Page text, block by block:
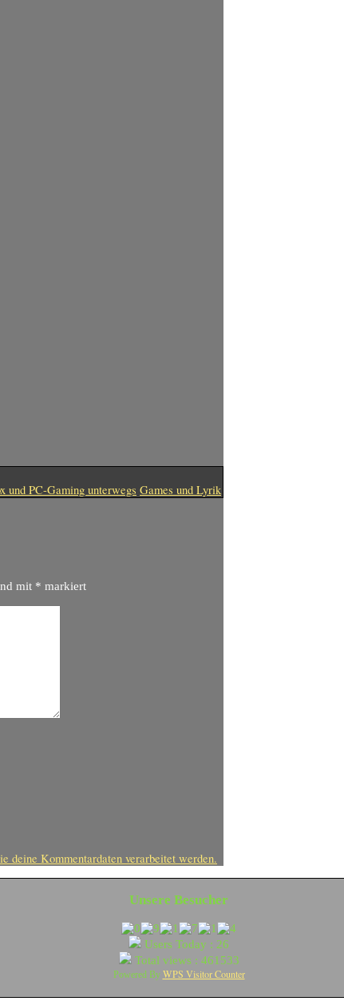
PC-Gaming unterwegs Games und Lyrik
mit * markiert
deine Kommentardaten verarbeitet werden.
Unsere Besucher
Users Today : 26
Total views : 461533
Powered By WPS Visitor Counter